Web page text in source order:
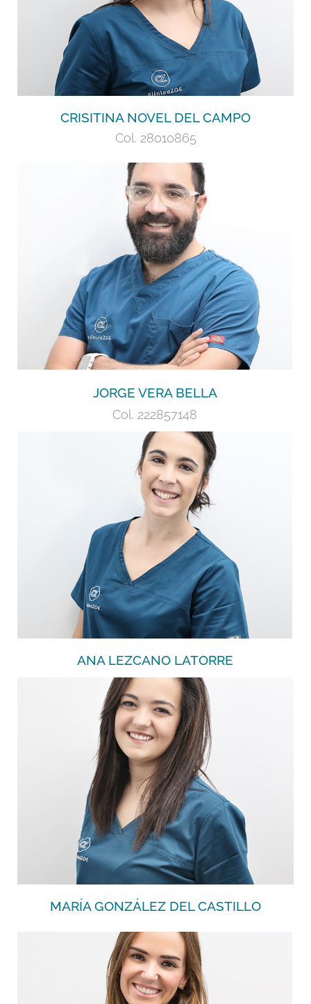
+
CRISITINA NOVEL DEL CAMPO
Col. 28010865
Licenciado en Medicina. Médico Especialista
en Anestesiología. Reanimación.Terapéutica
del Dolor.
+
JORGE VERA BELLA
Col. 222857148
Recepción y Gestión Clínica. Atención al
paciente.
+
ANA LEZCANO LATORRE
Higienista Bucodental. Técnico Superior en
Prótesis Dental.
+
MARÍA GONZÁLEZ DEL CASTILLO
Licenciada en Odontología. Master en